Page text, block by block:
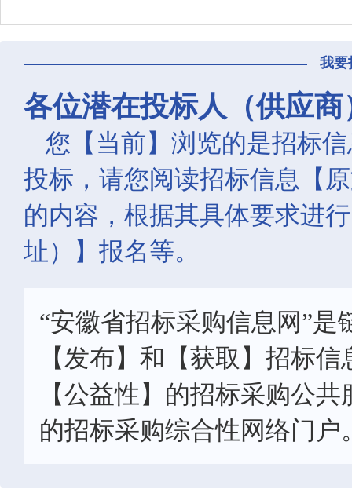
我要
各位潜在投标人（供应商
您【当前】浏览的是招标
投标，请您阅读招标信息【
的内容，根据其具体要求进
址）】报名等。
“安徽省招标采购信息网”
【发布】和【获取】招标
【公益性】的招标采购公
的招标采购综合性网络门户